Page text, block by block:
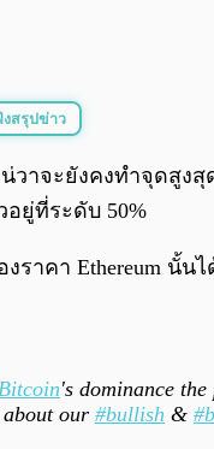
งสรุปข่าว
วาจะยังคงทำจุดสูง
อยู่ที่ระดับ 50%
งราคา Ethereum
's dominance
about our #bullish &